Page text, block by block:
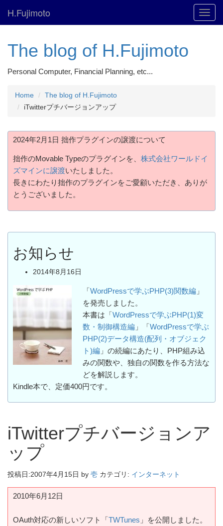
H.Fujimoto
The blog of H.Fujimoto
Personal Computer, Financial Planning, etc...
Home
The blog of H.Fujimoto
iTwitterプチバージョンアップ
2024年2月1日 拙作プラグインの譲渡について
拙作のMovable Typeのプラグインを、 株式会社ワールドイ
ズマインに譲渡いたしました。
長きにわたり拙作のプラグインをご愛顧いただき、ありが
とうございました。
お知らせ
2014年8月16日
「 WordPressで学ぶPHP(3)関数編 」
を発売しました。
本書は「 WordPressで学ぶPHP(1)変
数・制御構造編 」「 WordPressで学ぶ
PHP(2)データ構造(配列・オブジェク
ト)編 」の続編にあたり、PHP組み込
みの関数や、独自の関数を作る方法な
どを解説します。
Kindle本で、定価400円です。
iTwitterプチバージョンア
ップ
投稿日:2007年4月15日 by 壱 カテゴリ: インターネット
2010年6月12日
OAuth対応の新しいソフト「 TWTunes 」を公開しました。